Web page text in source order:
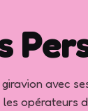
avec
opérateurs